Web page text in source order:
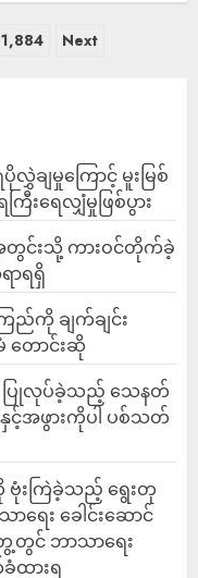
1,884 Next
ျမှုကြောင့် မူးမြစ်
ရေလျှံမှုဖြစ်ပွား
တွင်းသို့ ကားဝင်တိုက်ခဲ့
ာရရှိ
ည်ကို ချက်ချင်း
တောင်းဆို
ပြုလုပ်ခဲ့သည့် သေနတ်
င့်အဖွားကိုပါ ပစ်သတ်
ဗုံးကြဲခဲ့သည့် ရွေးတု
ရေး ခေါင်းဆောင်
ေ့တွင် ဘာသာရေး
ထားရ